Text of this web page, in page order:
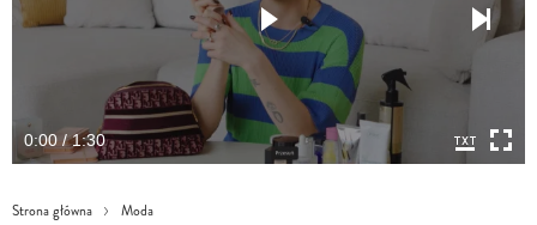
0:00 / 1:30
Strona główna Moda